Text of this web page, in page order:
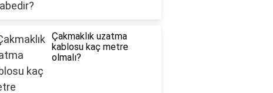
Çakmaklık uzatma
kablosu kaç metre
olmalı?